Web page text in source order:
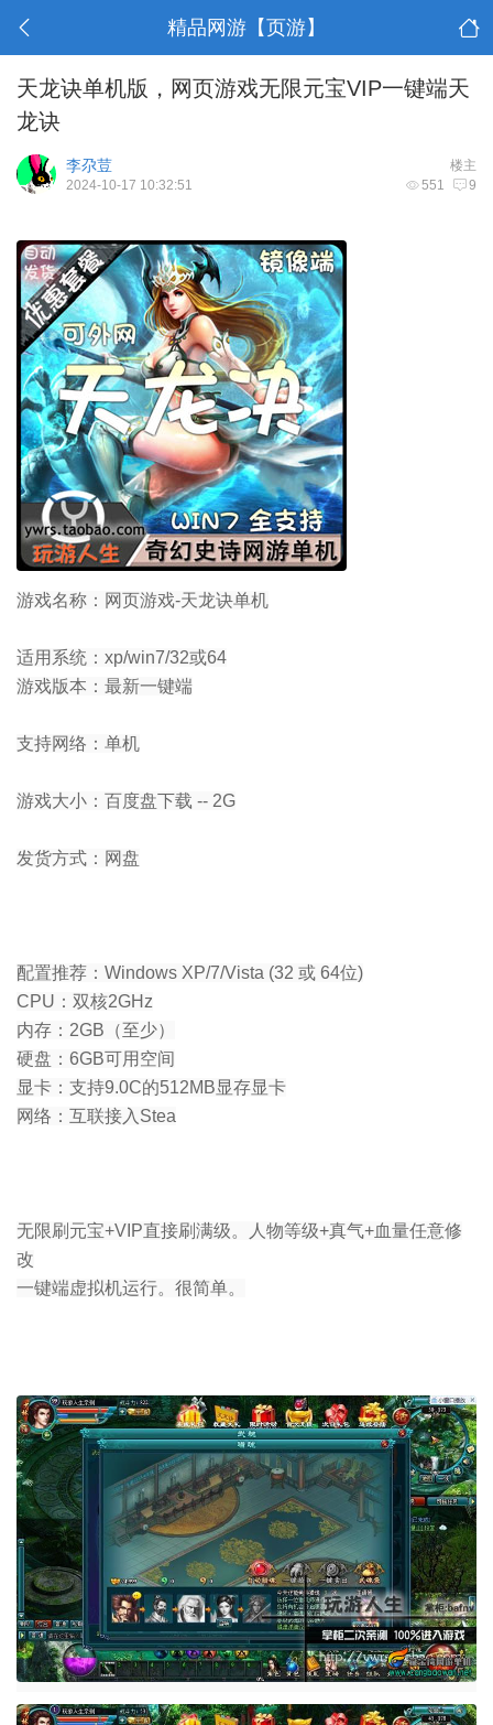
精品网游【页游】
天龙诀单机版，网页游戏无限元宝VIP一键端天
龙诀
楼主
李尕荳
551 9
2024-10-17 10:32:51
游戏名称： 网页游戏-天龙诀单机
适用系统： xp/win7/32或64
游戏版本： 最新一键端
支持网络： 单机
游戏大小： 百度盘下载 -- 2G
发货方式： 网盘
配置推荐：Windows XP/7/Vista (32 或 64位)
CPU：双核2GHz
内存：2GB（至少）
硬盘：6GB可用空间
显卡：支持9.0C的512MB显存显卡
网络：互联接入Stea
无限刷元宝+VIP直接刷满级。人物等级+真气+血量任意修
改
一键端虚拟机运行。很简单。